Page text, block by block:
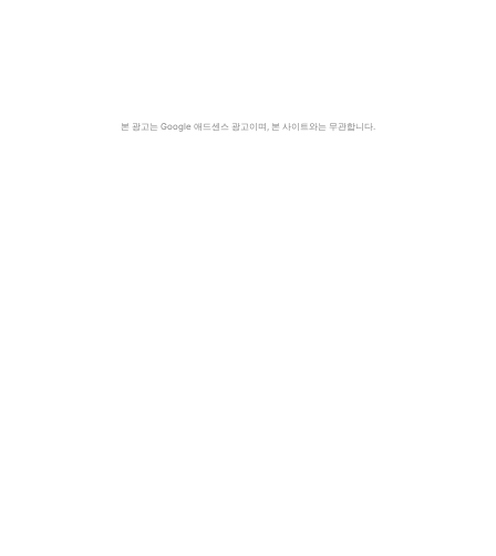
본 광고는 Google 애드센스 광고이며, 본 사이트와는 무관합니다.